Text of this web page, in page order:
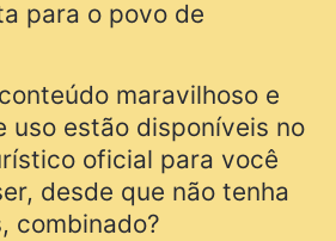
para o povo de
maravilhoso e
uso estão disponíveis no
oficial para você
desde que não tenha
combinado?